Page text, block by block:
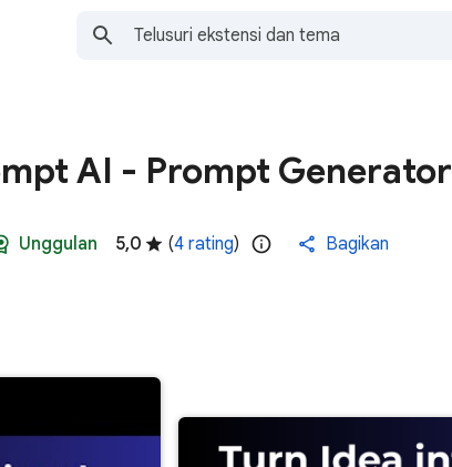
AI - Prompt Generator
Unggulan 5,0 (4 rating) Bagikan